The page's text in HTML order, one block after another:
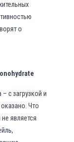
о
с загрузкой и
Что
является